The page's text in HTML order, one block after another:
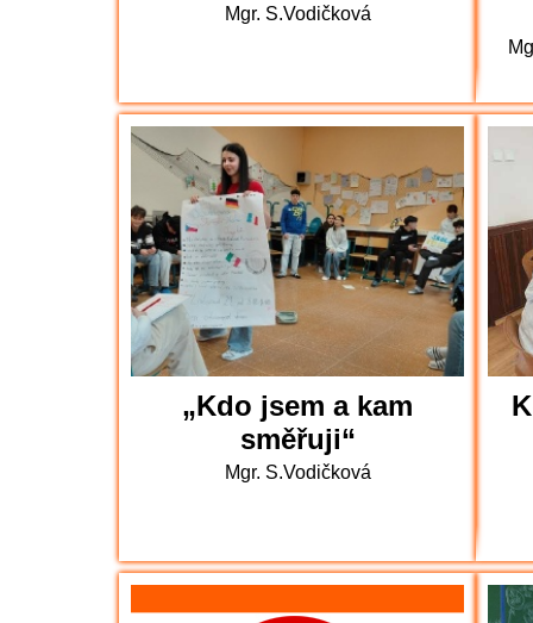
Mgr. S.Vodičková
„Kdo jsem a kam
směřuji“
Mgr. S.Vodičková